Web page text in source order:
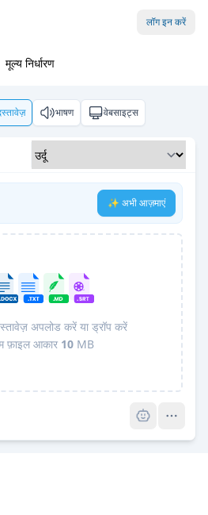
लॉग इन करें
मूल्य निर्धारण
भाषण वेबसाइट्स
✨ अभी आज़माएं
अपलोड करें या ड्रॉप करें
फ़ाइल आकार 10 MB